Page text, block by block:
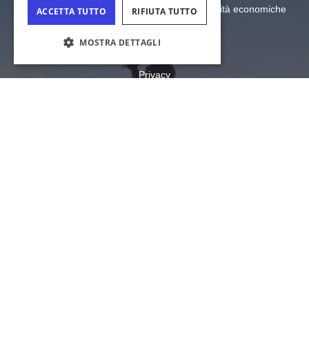
Dipartimento del commercio e delle opportunità economiche
dell'Illinois
Stato dell'Illinois
Privacy